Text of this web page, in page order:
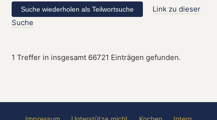
Link zu dieser
Suche
1 Treffer in insgesamt 66721 Einträgen gefunden.